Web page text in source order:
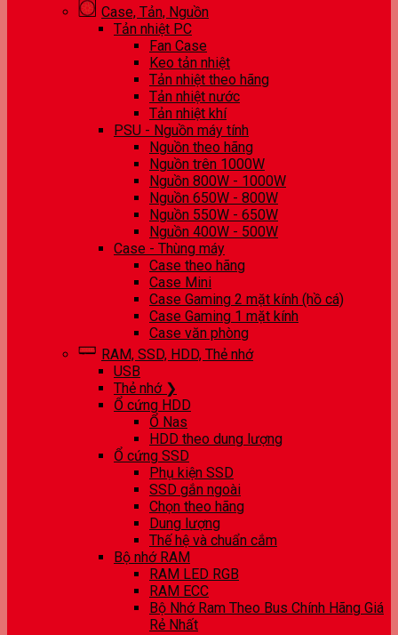
Case, Tản, Nguồn
Tản nhiệt PC
Fan Case
Keo tản nhiệt
Tản nhiệt theo hãng
Tản nhiệt nước
Tản nhiệt khí
PSU - Nguồn máy tính
Nguồn theo hãng
Nguồn trên 1000W
Nguồn 800W - 1000W
Nguồn 650W - 800W
Nguồn 550W - 650W
Nguồn 400W - 500W
Case - Thùng máy
Case theo hãng
Case Mini
Case Gaming 2 mặt kính (hồ cá)
Case Gaming 1 mặt kính
Case văn phòng
RAM, SSD, HDD, Thẻ nhớ
USB
Thẻ nhớ ❯
Ổ cứng HDD
Ổ Nas
HDD theo dung lượng
Ổ cứng SSD
Phụ kiện SSD
SSD gắn ngoài
Chọn theo hãng
Dung lượng
Thế hệ và chuẩn cắm
Bộ nhớ RAM
RAM LED RGB
RAM ECC
Bộ Nhớ Ram Theo Bus Chính Hãng Giá
Rẻ Nhất